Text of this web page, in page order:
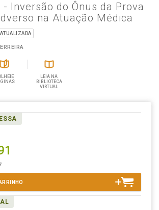
- Inversão do Ônus da Prova
na Atuação Médica
LEIA NA
BIBLIOTECA
VIRTUAL